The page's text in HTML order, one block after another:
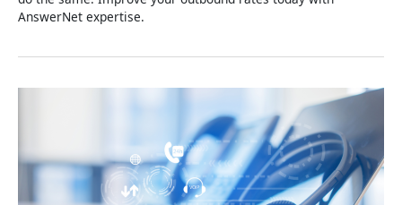
AnswerNet expertise.